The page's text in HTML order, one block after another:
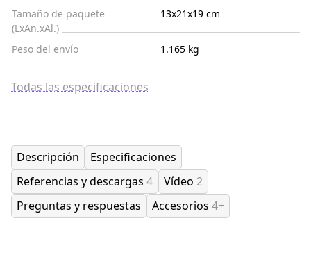
Tamaño de paquete
(LxAn.xAl.)
13x21x19 cm
Peso del envío 1.165 kg
Todas las especificaciones
Descripción
Especificaciones
Referencias y descargas 4 Vídeo 2
Preguntas y respuestas
Accesorios 4+